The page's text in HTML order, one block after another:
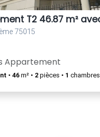
T2 46.87 m²
75015
Appartement
• 46 m² • 2 pièces • 1 chambres